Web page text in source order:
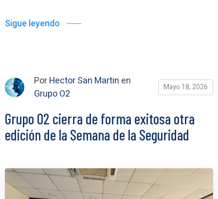
Sigue leyendo
PorHector San Martin en
Grupo O2
Mayo 18, 2026
Grupo O2 cierra de forma exitosa otra
edición de la Semana de la Seguridad